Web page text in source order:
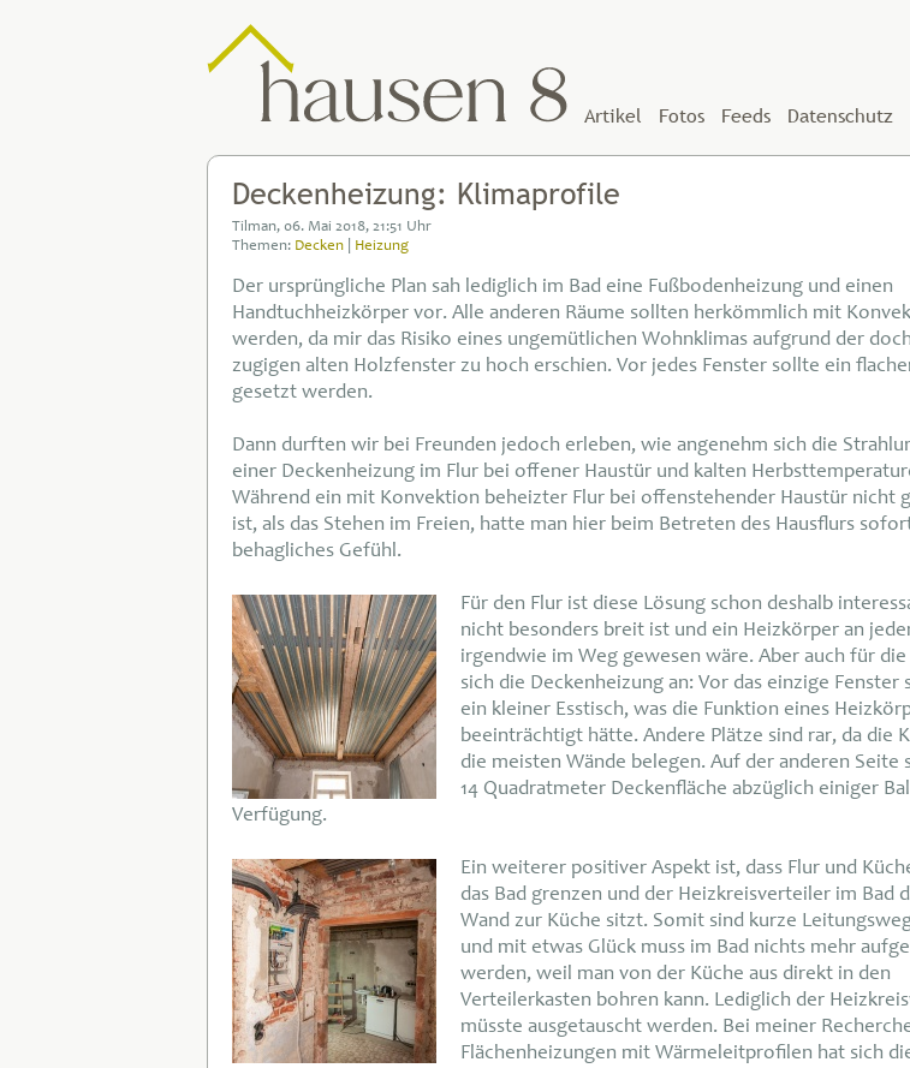
Artikel Fotos Feeds Datenschutz
Deckenheizung: Klimaprofile
Tilman, 06. Mai 2018, 21:51 Uhr
Themen: Decken Heizung
Der ursprüngliche Plan sah lediglich im Bad eine Fußbodenheizung und einen
Handtuchheizkörper vor. Alle anderen Räume sollten herkömmlich mit
werden, da mir das Risiko eines ungemütlichen Wohnklimas aufgrund der
zugigen alten Holzfenster zu hoch erschien. Vor jedes Fenster sollte ein
gesetzt werden.
Dann durften wir bei Freunden jedoch erleben, wie angenehm sich die
einer Deckenheizung im Flur bei offener Haustür und kalten
Während ein mit Konvektion beheizter Flur bei offenstehender Haustür nicht
ist, als das Stehen im Freien, hatte man hier beim Betreten des Hausflurs
behagliches Gefühl.
Für den Flur ist diese Lösung schon deshalb
nicht besonders breit ist und ein Heizkörper an
irgendwie im Weg gewesen wäre. Aber auch für
sich die Deckenheizung an: Vor das einzige Fenster
ein kleiner Esstisch, was die Funktion eines
beeinträchtigt hätte. Andere Plätze sind rar, da die
die meisten Wände belegen. Auf der anderen Seite
14 Quadratmeter Deckenfläche abzüglich einiger
Verfügung.
Ein weiterer positiver Aspekt ist, dass Flur und
das Bad grenzen und der Heizkreisverteiler im Bad
Wand zur Küche sitzt. Somit sind kurze
und mit etwas Glück muss im Bad nichts mehr
werden, weil man von der Küche aus direkt in den
Verteilerkasten bohren kann. Lediglich der
müsste ausgetauscht werden. Bei meiner
Flächenheizungen mit Wärmeleitprofilen hat sich